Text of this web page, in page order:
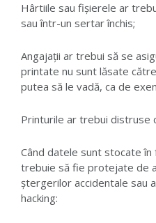
Hârtiile sau fișierele ar
sau într-un sertar închis;
Angajații ar trebui să se
printate nu sunt lăsate
putea să le vadă, ca de
Printurile ar trebui distruse
Când datele sunt stocate
trebuie să fie protejate de
ștergerilor accidentale sau
hacking: